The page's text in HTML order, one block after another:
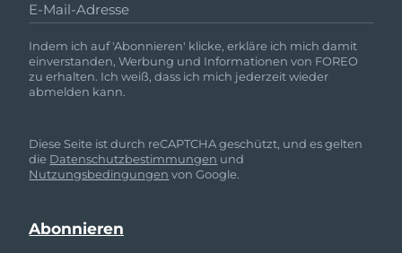
E-Mail-Adresse
Indem ich auf 'Abonnieren' klicke, erkläre ich mich damit
einverstanden, Werbung und Informationen von FOREO
zu erhalten. Ich weiß, dass ich mich jederzeit wieder
abmelden kann.
Diese Seite ist durch reCAPTCHA geschützt, und es gelten
die Datenschutzbestimmungen und
Nutzungsbedingungen von Google.